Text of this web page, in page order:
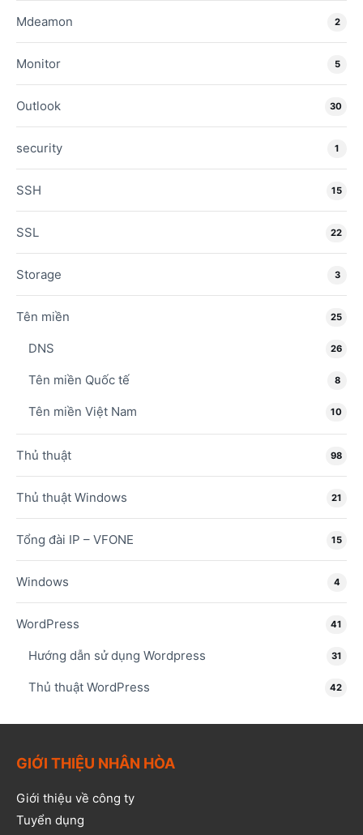
Mdeamon 2
Monitor 5
Outlook 30
security 1
SSH 15
SSL 22
Storage 3
Tên miền 25
DNS 26
Tên miền Quốc tế 8
Tên miền Việt Nam 10
Thủ thuật 98
Thủ thuật Windows 21
Tổng đài IP – VFONE 15
Windows 4
WordPress 41
Hướng dẫn sử dụng Wordpress 31
Thủ thuật WordPress 42
GIỚI THIỆU NHÂN HÒA
Giới thiệu về công ty
Tuyển dụng